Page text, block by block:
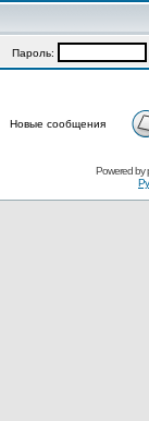
Пароль:
Новые сообщения
Powered by